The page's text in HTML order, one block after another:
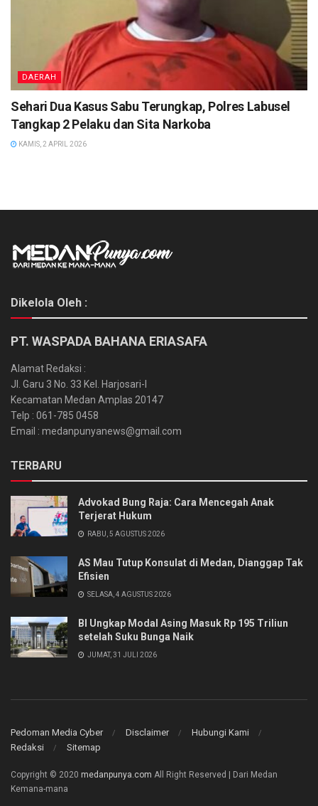
DAERAH
Sehari Dua Kasus Sabu Terungkap, Polres Labusel
Tangkap 2 Pelaku dan Sita Narkoba
KAMIS, 2 APRIL 2026
Dikelola Oleh :
PT. WASPADA BAHANA ERIASAFA
Alamat Redaksi :
Jl. Garu 3 No. 33 Kel. Harjosari-I
Kecamatan Medan Amplas 20147
Telp : 061-785 0458
Email : medanpunyanews@gmail.com
TERBARU
Advokad Bung Raja: Cara Mencegah Anak
Terjerat Hukum
RABU, 5 AGUSTUS 2026
AS Mau Tutup Konsulat di Medan, Dianggap Tak
Efisien
SELASA, 4 AGUSTUS 2026
BI Ungkap Modal Asing Masuk Rp 195 Triliun
setelah Suku Bunga Naik
JUMAT, 31 JULI 2026
Pedoman Media Cyber Disclaimer
Hubungi Kami
Redaksi
Sitemap
Copyright © 2020 medanpunya.com All Right Reserved | Dari Medan
Kemana-mana